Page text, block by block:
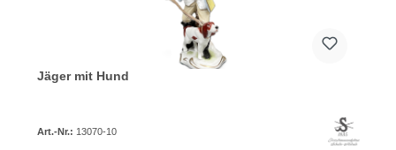
Jäger mit Hund
Art.-Nr.: 13070-10